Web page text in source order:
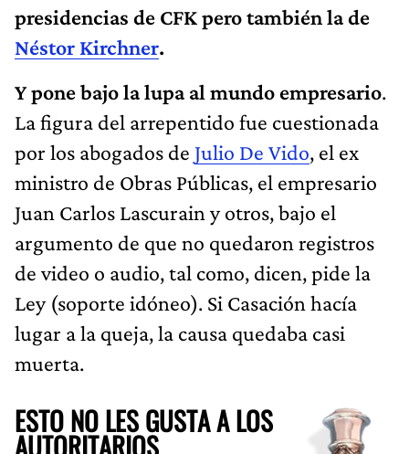
presidencias de CFK pero también la de
Néstor Kirchner.
Y pone bajo la lupa al mundo empresario.
La figura del arrepentido fue cuestionada
por los abogados de Julio De Vido, el ex
ministro de Obras Públicas, el empresario
Juan Carlos Lascurain y otros, bajo el
argumento de que no quedaron registros
de video o audio, tal como, dicen, pide la
Ley (soporte idóneo). Si Casación hacía
lugar a la queja, la causa quedaba casi
muerta.
ESTO NO LES GUSTA A LOS
AUTORITARIOS